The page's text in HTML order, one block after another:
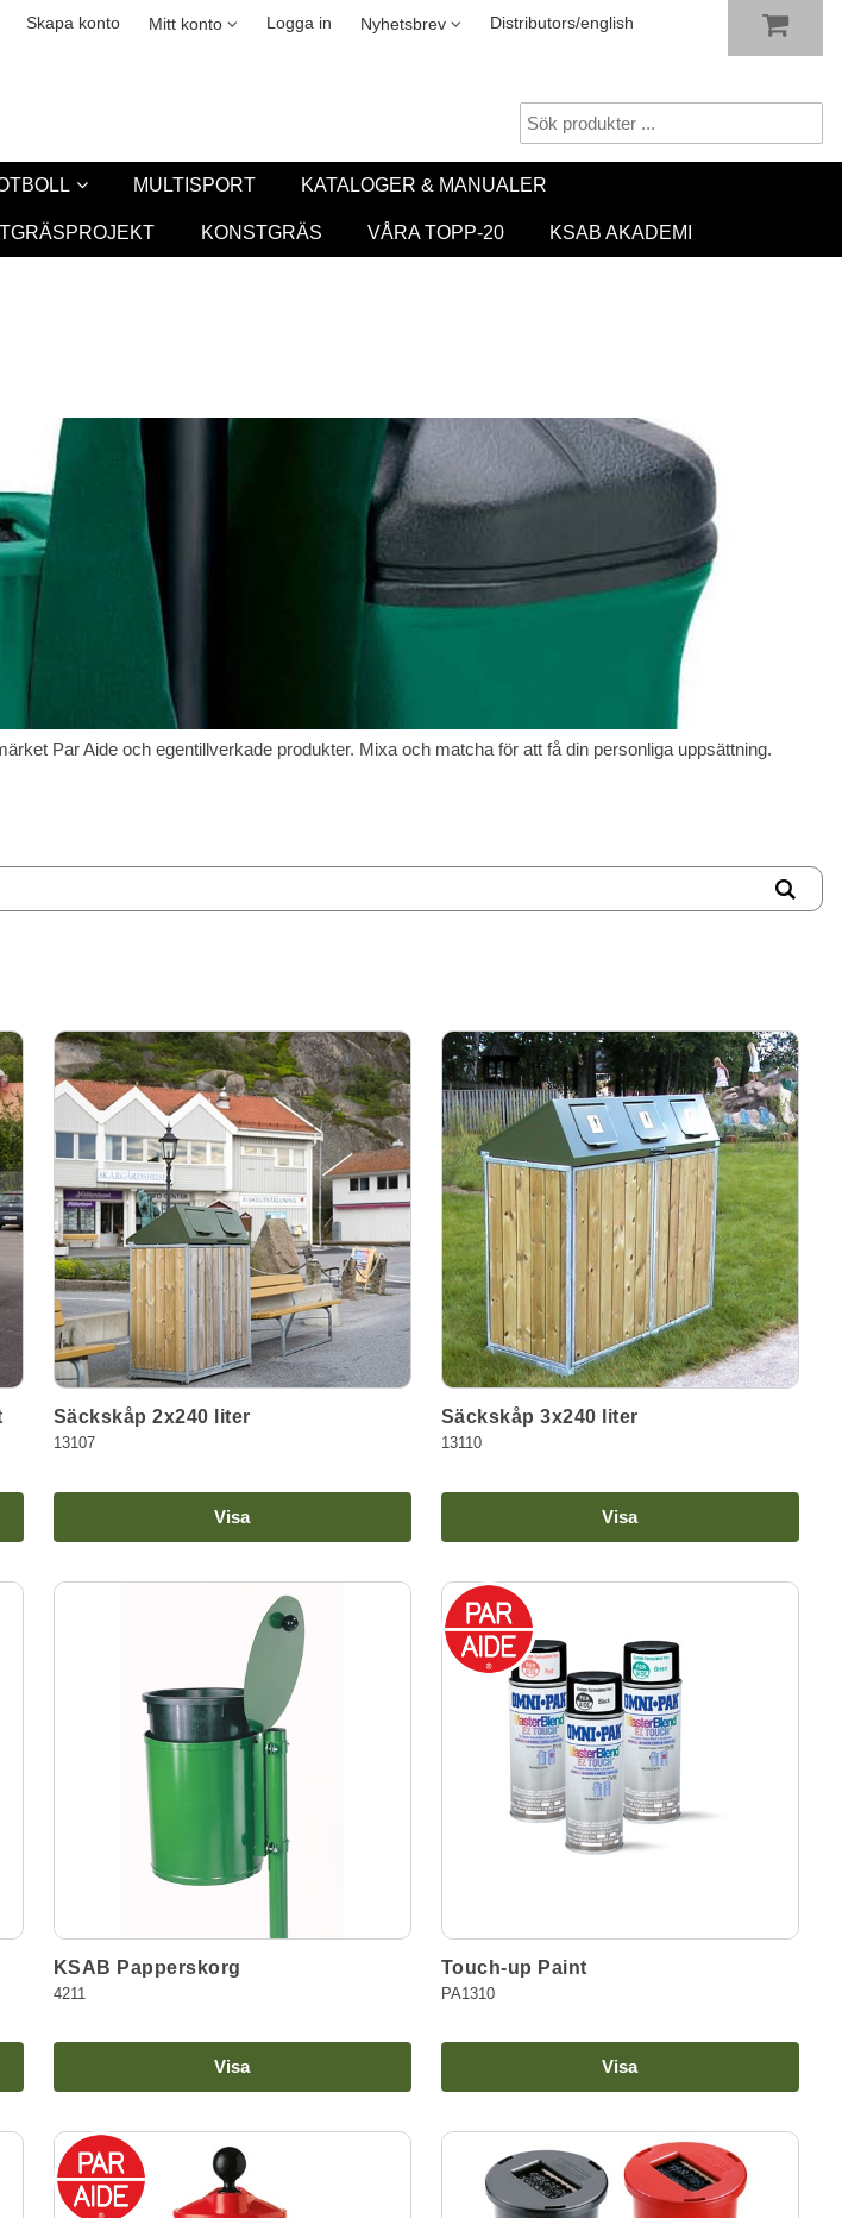
Skapa konto Mitt konto Logga in Nyhetsbrev
Newsletter Distributors/english
MULTISPORT KATALOGER & MANUALER
KONSTGRÄS VÅRA TOPP-20 KSAB AKADEMI
Par Aide och egentillverkade produkter. Mixa och matcha för att få din personliga uppsättning.
Säckskåp 2x240 liter
13107
Visa
Säckskåp 3x240 liter
13110
Visa
KSAB Papperskorg
4211
Visa
Touch-up Paint
PA1310
Visa